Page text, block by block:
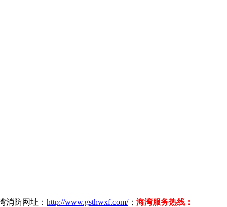
消防网址： http://www.gsthwxf.com/； 海湾服务热线：